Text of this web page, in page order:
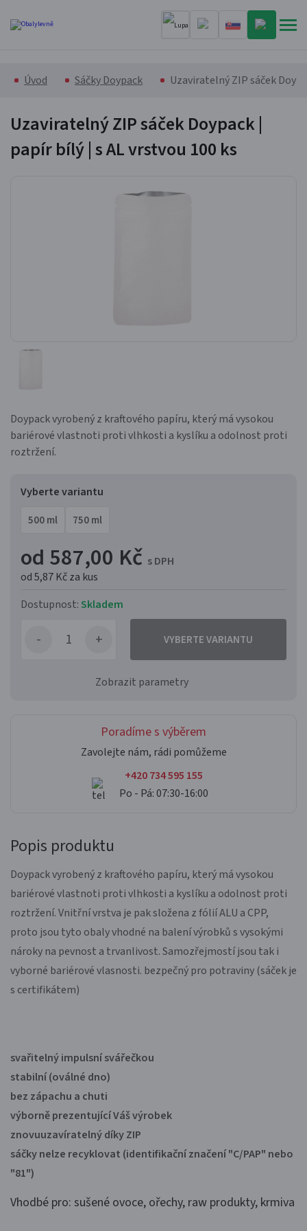
Úvod Sáčky Doypack Uzaviratelný ZIP sáček
Uzaviratelný ZIP sáček Doypack |
papír bílý | s AL vrstvou 100 ks
Doypack vyrobený z kraftového papíru, který má vysokou
bariérové vlastnoti proti vlhkosti a kyslíku a odolnost proti
roztržení.
Vyberte variantu
500 ml 750 ml
od 587,00 Kč s DPH
od 5,87 Kčza kus
Dostupnost:Skladem
VYBERTE VARIANTU
Zobrazit parametry
Poradíme s výběrem
Zavolejte nám, rádi pomůžeme
+420 734 595 155
Po - Pá: 07:30-16:00
Popis produktu
Doypack vyrobený z kraftového papíru, který má vysokou
bariérové vlastnoti proti vlhkosti a kyslíku a odolnost proti
roztržení. Vnitřní vrstva je pak složena z fólií ALU a CPP,
proto jsou tyto obaly vhodné na balení výrobků s vysokými
nároky na pevnost a trvanlivost. Samozřejmostí jsou tak i
vyborné bariérové vlasnosti. bezpečný pro potraviny (sáček je
s certifikátem)
svařitelný impulsní svářečkou
stabilní (oválné dno)
bez zápachu a chuti
výborně prezentující Váš výrobek
znovuuzavíratelný díky ZIP
sáčky nelze recyklovat (identifikační značení "C/PAP" nebo
"81")
Vhodbé pro: sušené ovoce, ořechy, raw produkty, krmiva